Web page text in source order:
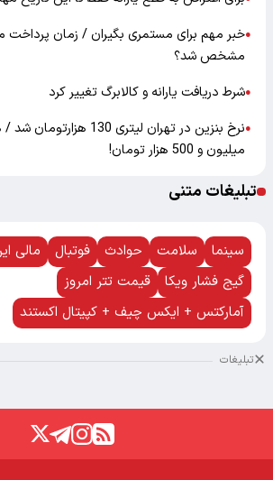
●خبر مهم برای مستمری بگیران / زمان پرداخت
مشخص شد؟
●شرط دریافت یارانه و کالابرگ تغییر کرد
●
میلیون و 500 هزار تومان!
تبلیغات متنی
سینما سلامت حوادث فوتبال
مالی
گیج فشار ویکا
قیمت تتر امروز
آمارکتس + ایکس چیف + کپیتال اکستند
تبلیغات